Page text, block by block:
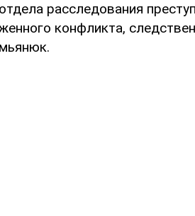
расследования
конфликта,